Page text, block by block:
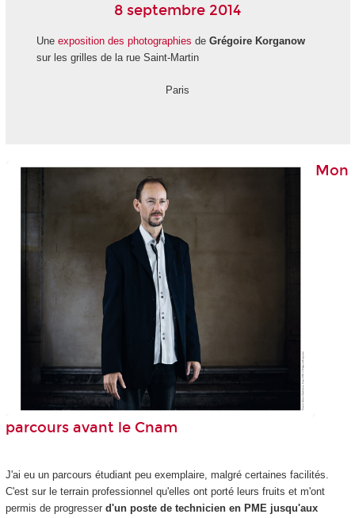
8 septembre 2014
Une exposition des photographies de Grégoire Korganow
sur les grilles de la rue Saint-Martin
Paris
Mon
parcours avant le Cnam
J'ai eu un parcours étudiant peu exemplaire, malgré certaines facilités.
C'est sur le terrain professionnel qu'elles ont porté leurs fruits et m'ont
permis de progresser d'un poste de technicien en PME jusqu'aux